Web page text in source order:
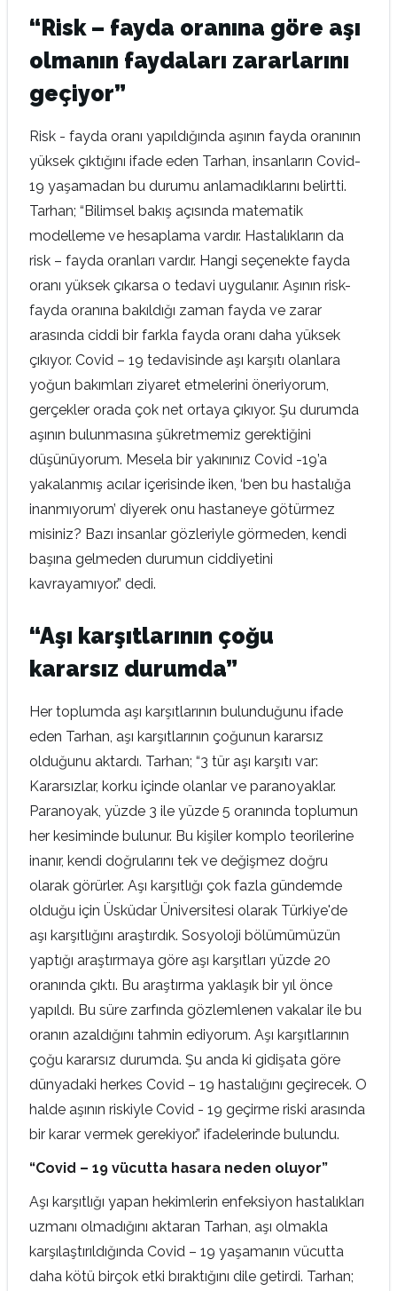
“Risk – fayda oranına göre aşı
olmanın faydaları zararlarını
geçiyor”
Risk - fayda oranı yapıldığında aşının fayda oranının
yüksek çıktığını ifade eden Tarhan, insanların Covid-
19 yaşamadan bu durumu anlamadıklarını belirtti.
Tarhan; “Bilimsel bakış açısında matematik
modelleme ve hesaplama vardır. Hastalıkların da
risk – fayda oranları vardır. Hangi seçenekte fayda
oranı yüksek çıkarsa o tedavi uygulanır. Aşının risk-
fayda oranına bakıldığı zaman fayda ve zarar
arasında ciddi bir farkla fayda oranı daha yüksek
çıkıyor. Covid – 19 tedavisinde aşı karşıtı olanlara
yoğun bakımları ziyaret etmelerini öneriyorum,
gerçekler orada çok net ortaya çıkıyor. Şu durumda
aşının bulunmasına şükretmemiz gerektiğini
düşünüyorum. Mesela bir yakınınız Covid -19’a
yakalanmış acılar içerisinde iken, ‘ben bu hastalığa
inanmıyorum’ diyerek onu hastaneye götürmez
misiniz? Bazı insanlar gözleriyle görmeden, kendi
başına gelmeden durumun ciddiyetini
kavrayamıyor.” dedi.
“Aşı karşıtlarının çoğu
kararsız durumda”
Her toplumda aşı karşıtlarının bulunduğunu ifade
eden Tarhan, aşı karşıtlarının çoğunun kararsız
olduğunu aktardı. Tarhan; “3 tür aşı karşıtı var:
Kararsızlar, korku içinde olanlar ve paranoyaklar.
Paranoyak, yüzde 3 ile yüzde 5 oranında toplumun
her kesiminde bulunur. Bu kişiler komplo teorilerine
inanır, kendi doğrularını tek ve değişmez doğru
olarak görürler. Aşı karşıtlığı çok fazla gündemde
olduğu için Üsküdar Üniversitesi olarak Türkiye'de
aşı karşıtlığını araştırdık. Sosyoloji bölümümüzün
yaptığı araştırmaya göre aşı karşıtları yüzde 20
oranında çıktı. Bu araştırma yaklaşık bir yıl önce
yapıldı. Bu süre zarfında gözlemlenen vakalar ile bu
oranın azaldığını tahmin ediyorum. Aşı karşıtlarının
çoğu kararsız durumda. Şu anda ki gidişata göre
dünyadaki herkes Covid – 19 hastalığını geçirecek. O
halde aşının riskiyle Covid - 19 geçirme riski arasında
bir karar vermek gerekiyor.” ifadelerinde bulundu.
“Covid – 19 vücutta hasara neden oluyor”
Aşı karşıtlığı yapan hekimlerin enfeksiyon hastalıkları
uzmanı olmadığını aktaran Tarhan, aşı olmakla
karşılaştırıldığında Covid – 19 yaşamanın vücutta
daha kötü birçok etki bıraktığını dile getirdi. Tarhan;